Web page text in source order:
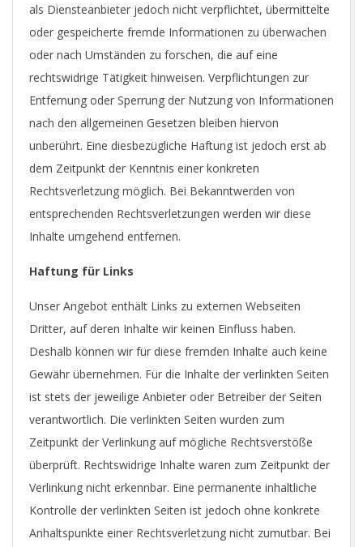
als Diensteanbieter jedoch nicht verpflichtet, übermittelte
oder gespeicherte fremde Informationen zu überwachen
oder nach Umständen zu forschen, die auf eine
rechtswidrige Tätigkeit hinweisen. Verpflichtungen zur
Entfernung oder Sperrung der Nutzung von Informationen
nach den allgemeinen Gesetzen bleiben hiervon
unberührt. Eine diesbezügliche Haftung ist jedoch erst ab
dem Zeitpunkt der Kenntnis einer konkreten
Rechtsverletzung möglich. Bei Bekanntwerden von
entsprechenden Rechtsverletzungen werden wir diese
Inhalte umgehend entfernen.
Haftung für Links
Unser Angebot enthält Links zu externen Webseiten
Dritter, auf deren Inhalte wir keinen Einfluss haben.
Deshalb können wir für diese fremden Inhalte auch keine
Gewähr übernehmen. Für die Inhalte der verlinkten Seiten
ist stets der jeweilige Anbieter oder Betreiber der Seiten
verantwortlich. Die verlinkten Seiten wurden zum
Zeitpunkt der Verlinkung auf mögliche Rechtsverstöße
überprüft. Rechtswidrige Inhalte waren zum Zeitpunkt der
Verlinkung nicht erkennbar. Eine permanente inhaltliche
Kontrolle der verlinkten Seiten ist jedoch ohne konkrete
Anhaltspunkte einer Rechtsverletzung nicht zumutbar. Bei